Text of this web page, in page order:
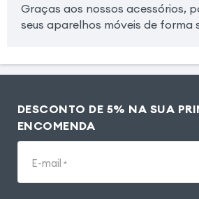
Graças aos nossos acessórios,
seus aparelhos móveis de forma
DESCONTO DE 5% NA SUA
ENCOMENDA
E-mail *